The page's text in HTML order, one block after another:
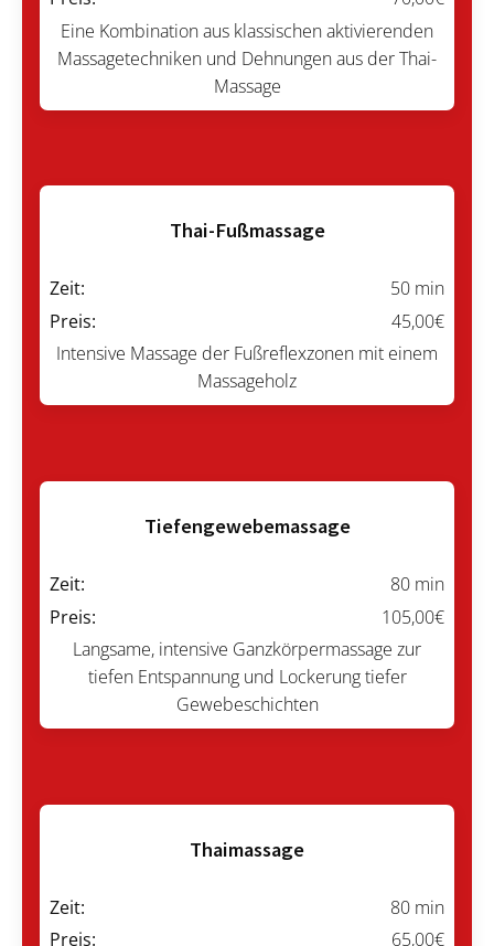
Eine Kombination aus klassischen aktivierenden
Massagetechniken und Dehnungen aus der Thai-
Massage
Thai-Fußmassage
Zeit:
50 min
Preis:
45,00€
Intensive Massage der Fußreflexzonen mit einem
Massageholz
Tiefengewebemassage
Zeit:
80 min
Preis:
105,00€
Langsame, intensive Ganzkörpermassage zur
tiefen Entspannung und Lockerung tiefer
Gewebeschichten
Thaimassage
Zeit:
80 min
Preis:
65,00€